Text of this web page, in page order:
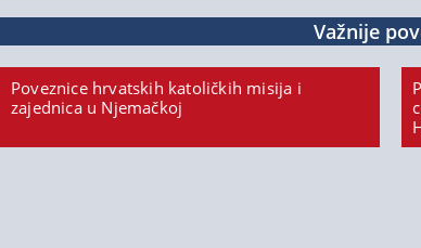
Važnije
Poveznice hrvatskih katoličkih misija i
zajednica u Njemačkoj